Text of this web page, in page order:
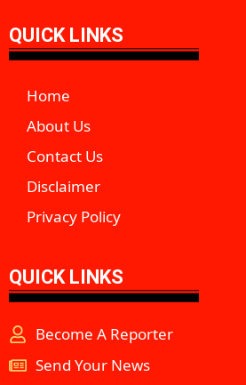
QUICK LINKS
Home
About Us
Contact Us
Disclaimer
Privacy Policy
QUICK LINKS
Become A Reporter
Send Your News